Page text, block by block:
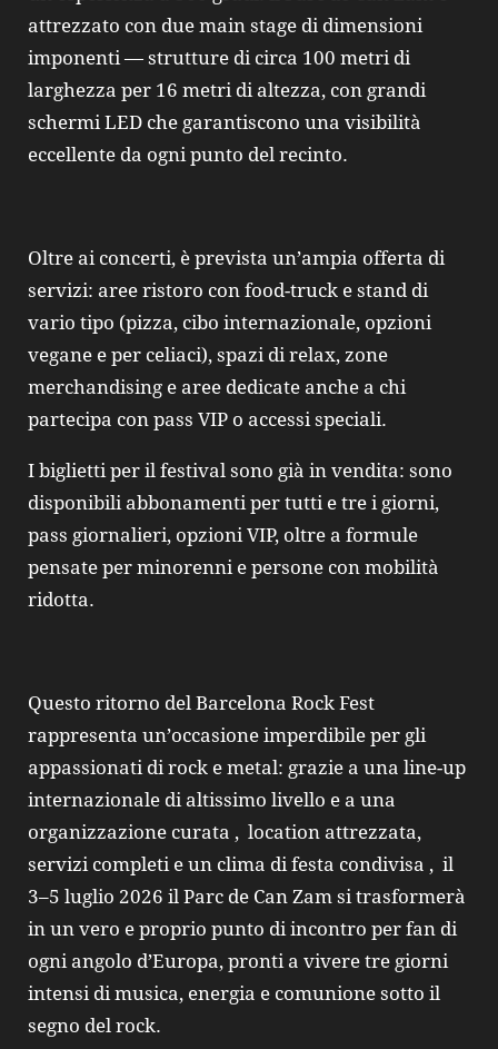
attrezzato con due main stage di dimensioni
imponenti — strutture di circa 100 metri di
larghezza per 16 metri di altezza, con grandi
schermi LED che garantiscono una visibilità
eccellente da ogni punto del recinto.
Oltre ai concerti, è prevista un’ampia offerta di
servizi: aree ristoro con food-truck e stand di
vario tipo (pizza, cibo internazionale, opzioni
vegane e per celiaci), spazi di relax, zone
merchandising e aree dedicate anche a chi
partecipa con pass VIP o accessi speciali.
I biglietti per il festival sono già in vendita: sono
disponibili abbonamenti per tutti e tre i giorni,
pass giornalieri, opzioni VIP, oltre a formule
pensate per minorenni e persone con mobilità
ridotta.
Questo ritorno del Barcelona Rock Fest
rappresenta un’occasione imperdibile per gli
appassionati di rock e metal: grazie a una line-up
internazionale di altissimo livello e a una
organizzazione curata , location attrezzata,
servizi completi e un clima di festa condivisa , il
3–5 luglio 2026 il Parc de Can Zam si trasformerà
in un vero e proprio punto di incontro per fan di
ogni angolo d’Europa, pronti a vivere tre giorni
intensi di musica, energia e comunione sotto il
segno del rock.